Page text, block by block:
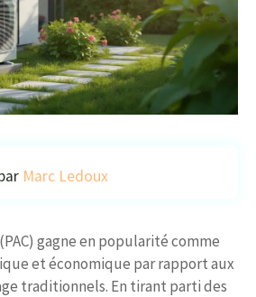
Marc Ledoux
gagne en popularité comme
et économique par rapport aux
traditionnels. En tirant parti des